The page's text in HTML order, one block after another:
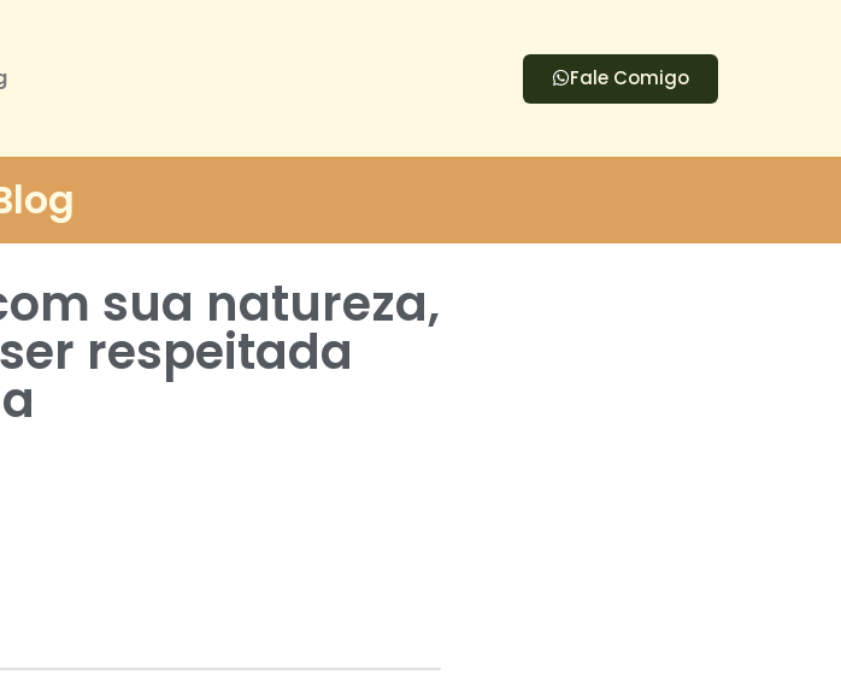
Fale Comigo
sua natureza,
respeitada